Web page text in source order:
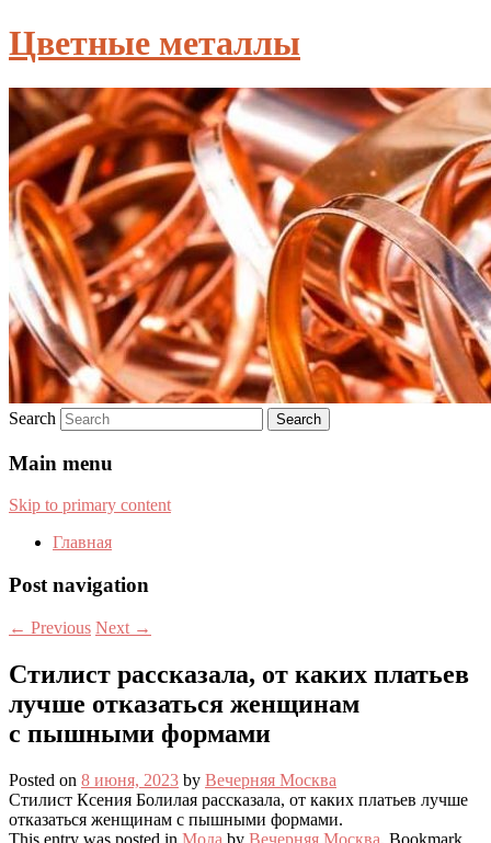
Цветные металлы
Search
Main menu
Skip to primary content
Главная
Post navigation
← Previous Next →
Стилист рассказала, от каких платьев
лучше отказаться женщинам
с пышными формами
Posted on 8 июня, 2023 by Вечерняя Москва
Стилист Ксения Болилая рассказала, от каких платьев лучше
отказаться женщинам с пышными формами.
This entry was posted in Мода by Вечерняя Москва. Bookmark